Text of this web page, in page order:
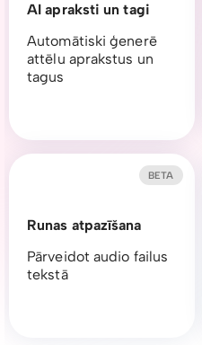
AI apraksti un tagi
Automātiski ģenerē
attēlu aprakstus un
tagus
Runas atpazīšana
Pārveidot audio failus
tekstā
BETA